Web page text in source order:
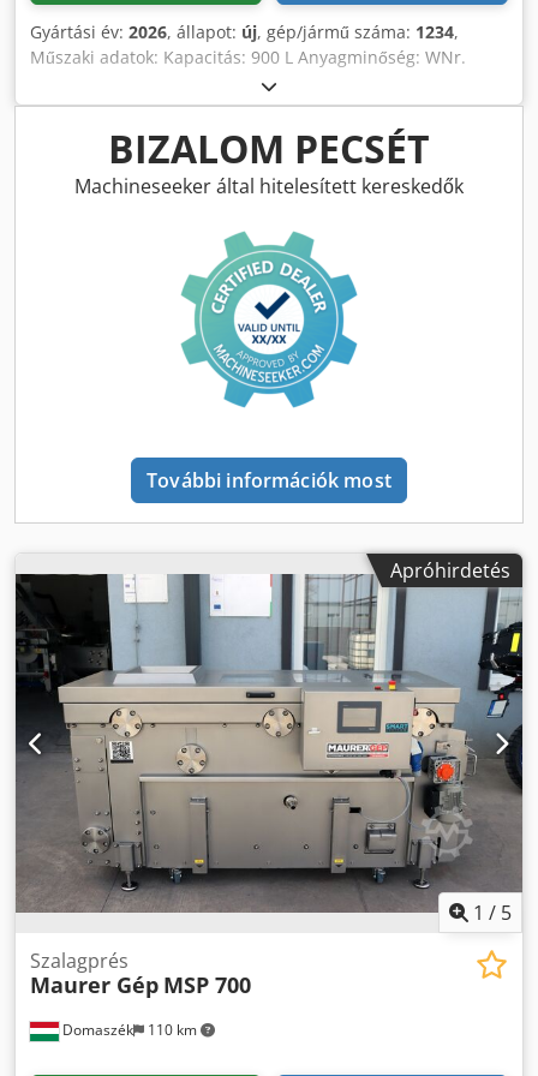
Gyártási év: 2026, állapot: új, gép/jármű száma: 1234,
Műszaki adatok: Kapacitás: 900 L Anyagminőség: WNr.
1.4301, AISI 304 Rozsdamentes acél Méret: 2050x750x1100
mm Súly: 100 kg Chsdoiu Hzmspfx Akqja Csatlakozók
száma: 2 db Csatlakozók típusa: DN25 hollander
Szintjelzővel Úszófedéllel A blokk alkalmas a bérmunka
során a különböző ügyfelek léhozamát külön tartályokba
pasztőrözhető/továbbítható megszakítás nélkül. Nem
BIZALOM PECSÉT
Machineseeker által hitelesített kereskedők
További információk most
Apróhirdetés
1 / 5
Domaszék 110 km
Szalagprés
Maurer Gép MSP 700